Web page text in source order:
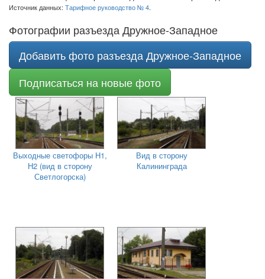
Источник данных: Тарифное руководство № 4.
Фотографии разъезда Дружное-Западное
Добавить фото разъезда Дружное-Западное
Подписаться на новые фото
Выходные светофоры Н1,
Н2 (вид в сторону
Светлогорска)
Вид в сторону
Калининграда